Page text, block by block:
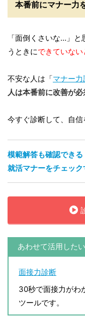
本番前にマナー力
「面倒くさいな…」
うときにできていな
不安な人は「マナー力
人は本番前に改善が必
今すぐ診断して、自信
模範解答も確認できる
就活マナーをチェック
あわせて活用したい
面接力診断
30秒で面接力がわ
ツールです。